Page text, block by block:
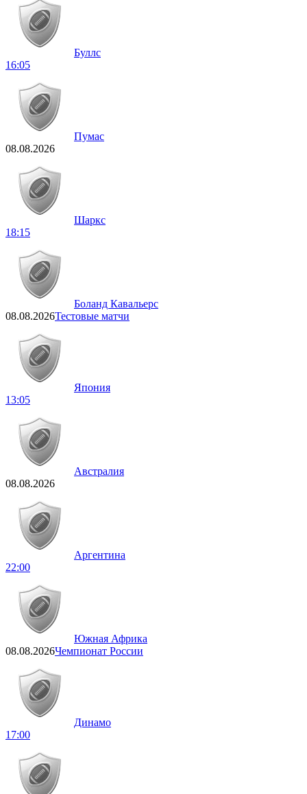
Буллс
16:05
Пумас
08.08.2026
Шаркс
18:15
Боланд Кавальерс
08.08.2026Тестовые матчи
Япония
13:05
Австралия
08.08.2026
Аргентина
22:00
Южная Африка
08.08.2026Чемпионат России
Динамо
17:00